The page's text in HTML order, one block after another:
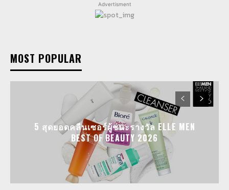
Advertisment
MOST POPULAR
5 สุดยอดคลีนเซอร์ผู้ชนะรางวัล ELLE MEN
BEST OF BEAUTY 2026